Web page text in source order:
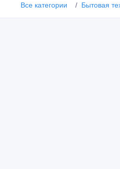
Все категории Бытовая